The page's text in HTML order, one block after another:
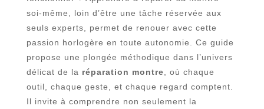
soi-même, loin d’être une tâche réservée aux
seuls experts, permet de renouer avec cette
passion horlogère en toute autonomie. Ce guide
propose une plongée méthodique dans l’univers
délicat de la réparation montre , où chaque
outil, chaque geste, et chaque regard comptent.
Il invite à comprendre non seulement la